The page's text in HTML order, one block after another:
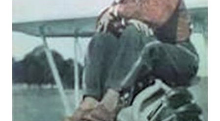
p k